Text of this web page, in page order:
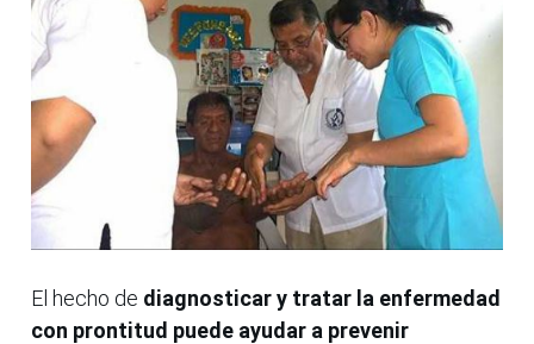
El hecho de diagnosticar y tratar la enfermedad
con prontitud puede ayudar a prevenir